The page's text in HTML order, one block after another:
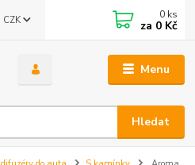
Menu
CZK
Hledat
0 ks
za 0 Kč